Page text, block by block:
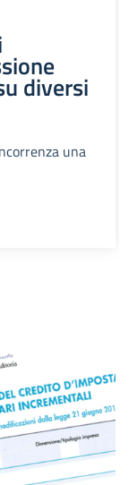
diversi
una